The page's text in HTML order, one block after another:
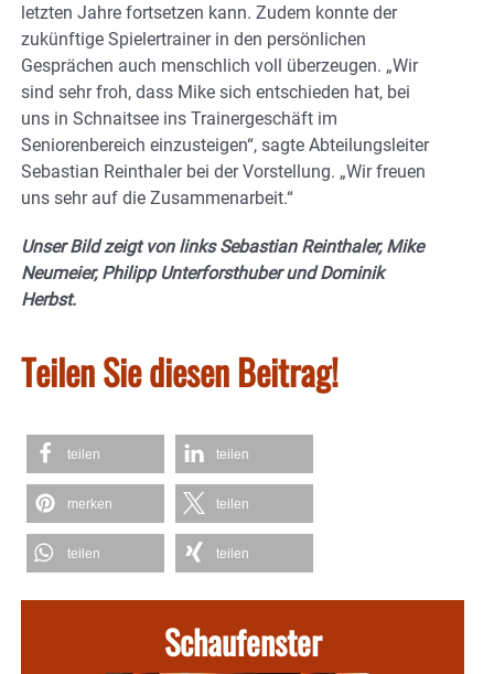
letzten Jahre fortsetzen kann. Zudem konnte der
zukünftige Spielertrainer in den persönlichen
Gesprächen auch menschlich voll überzeugen. „Wir
sind sehr froh, dass Mike sich entschieden hat, bei
uns in Schnaitsee ins Trainergeschäft im
Seniorenbereich einzusteigen“, sagte Abteilungsleiter
Sebastian Reinthaler bei der Vorstellung. „Wir freuen
uns sehr auf die Zusammenarbeit.“
Unser Bild zeigt von links Sebastian Reinthaler, Mike
Neumeier, Philipp Unterforsthuber und Dominik
Herbst.
Teilen Sie diesen Beitrag!
teilen teilen
merken teilen
teilen teilen
Schaufenster